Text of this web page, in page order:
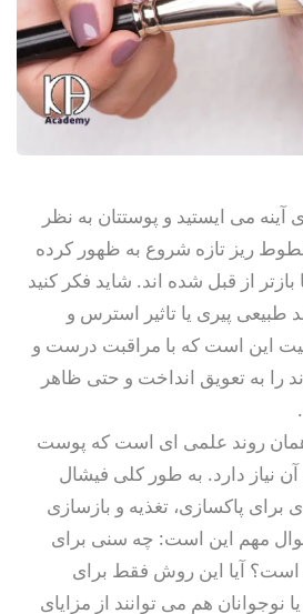
دوره آموزش بیوتی
دوره آموش دستیار پزشک
آموزش پلاژن تراپی
دوره‌های آموزشی مراقبت
آموزش میکرونیدلینگ
دوره آموزش مزوتراپی
آموزش مزونیدلینگ
دوره جامع آموزش
دوره آموزش پداگوژی
دوره فرمولاسیون
آپدیت و بروز شدن مطالب
می ایستید و پوستتان به نظر
ریز تازه شروع به ظهور کرده
از قبل شده اند. شاید فکر کنید
پیری یا تاثیر استرس و
این است که با مراقبت درست و
را به تعویق انداخت و حتی ظاهر
همان روند علمی ای است که پوست
نیاز دارد. به طور کلی فیشال
پاکسازی، تغذیه و بازسازی
مهم این است: چه سنی برای
آیا این روش فقط برای
نوجوانان هم می توانند از مزایای
نام کنید
کاربری دارید؟ وارد شوید